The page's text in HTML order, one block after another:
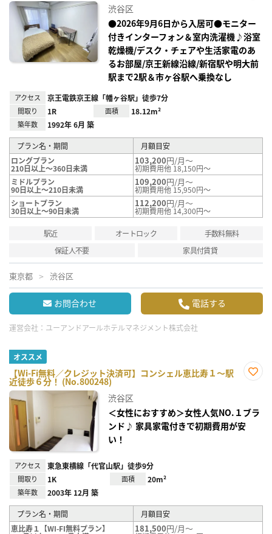
り登
録
渋谷区
●2026年9月6日から入居可●モニター
付きインターフォン＆室内洗濯機♪浴室
乾燥機/デスク・チェアや生活家電のあ
るお部屋/京王新線沿線/新宿駅や明大前
駅まで2駅＆市ヶ谷駅へ乗換なし
アクセス 京王電鉄京王線「幡ヶ谷駅」徒歩7分
間取り 1R 面積 18.12m²
築年数 1992年 6月 築
プラン名・期間
月額目安
ロングプラン
210日以上～360日未満
103,200円/月～
初期費用他 18,150円～
ミドルプラン
90日以上～210日未満
109,200円/月～
初期費用他 15,950円～
ショートプラン
30日以上～90日未満
112,200円/月～
初期費用他 14,300円～
駅近 オートロック
手数料無料
保証人不要
家具付賃貸
東京都 渋谷区
お問合わせ 電話する
運営会社： ユーアンドアールホテルマネジメント株式会社
オススメ
【Wi-Fi無料／クレジット決済可】コンシェル恵比寿１～駅
近徒歩６分！ (No.800248)
録
渋谷区
＜女性におすすめ＞女性人気NO.１ブラ
ンド♪ 家具家電付きで初期費用が安
い！
アクセス 東急東横線「代官山駅」徒歩9分
間取り 1K 面積 20m²
築年数 2003年 12月 築
プラン名・期間
月額目安
恵比寿１【WI-FI無料プラン】
181,500円/月～